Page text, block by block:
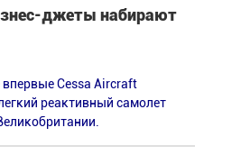
джеты набирают
Cessa Aircraft
реактивный самолет